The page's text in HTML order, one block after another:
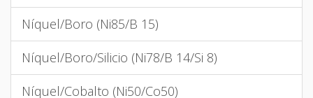
Níquel/Boro (Ni85/B 15)
Níquel/Boro/Silicio (Ni78/B 14/Si 8)
Níquel/Cobalto (Ni50/Co50)